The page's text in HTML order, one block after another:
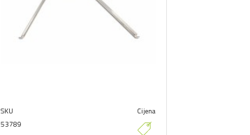
SKU
53789
Cijena